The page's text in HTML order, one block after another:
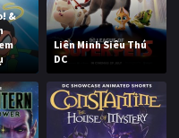
&
Liên Minh Siêu Thú
DC